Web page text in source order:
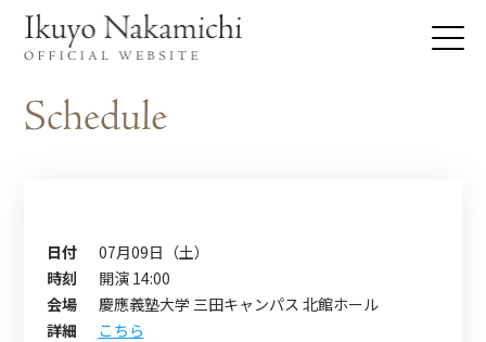
日付
07月09日（土）
時刻
開演 14:00
会場
慶應義塾大学 三田キャンパス 北館ホール
詳細
こちら